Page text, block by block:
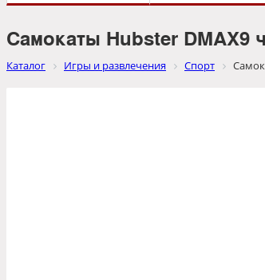
Самокаты Hubster DMAX9
Каталог Игры и развлечения Спорт